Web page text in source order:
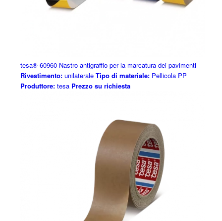
tesa® 60960 Nastro antigraffio per la marcatura dei pavimenti
Rivestimento:unilaterale Tipo di materiale:Pellicola PP
Produttore:tesa Prezzo su richiesta